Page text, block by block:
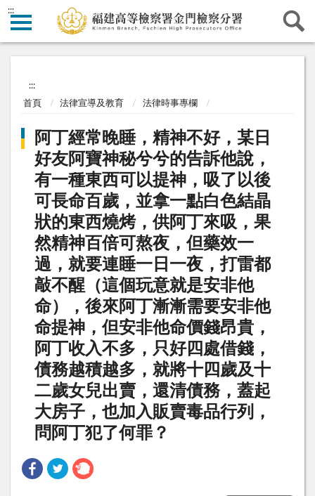
:::
:::
首頁 法律宣導及教育 法律時事專欄
阿丁經常晚睡，精神不好，某日
好友阿寶神秘兮兮的告訴他說，
有一種東西可以提神，吸了以後
可長命百歲，並拿一點白色結晶
狀的東西燒烤，供阿丁來吸，果
然精神百倍可熬夜，但藥效一
過，就要連睡一日一夜，打雷都
敲不醒（這個玩意就是安非他
命），後來阿丁漸漸需要安非他
命提神，但安非他命價錢昂貴，
阿丁收入不多，只好四處借錢，
債務越積越多，就將十四歲及十
二歲女兒出賣，還清債務，蓋起
大房子，也加入販賣毒品行列，
問阿丁犯了何罪？